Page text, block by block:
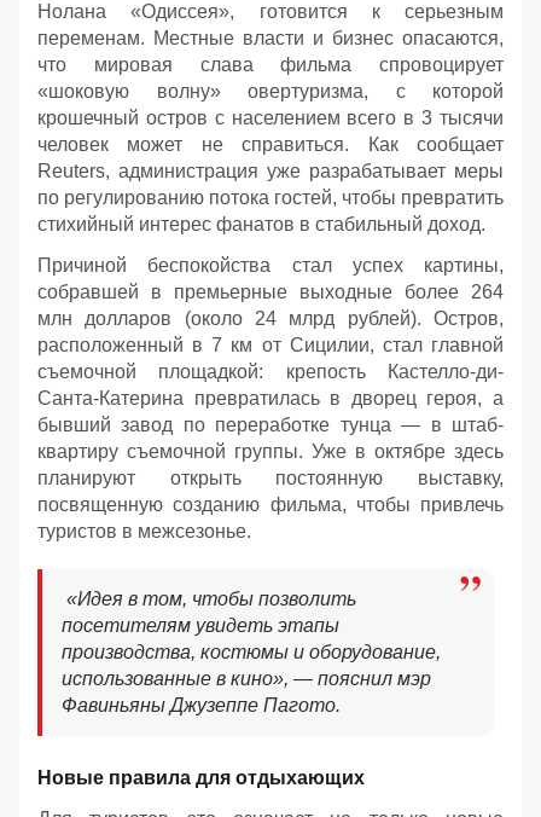
Нолана «Одиссея», готовится к серьезным
переменам. Местные власти и бизнес опасаются,
что мировая слава фильма спровоцирует
«шоковую волну» овертуризма, с которой
крошечный остров с населением всего в 3 тысячи
человек может не справиться. Как сообщает
Reuters, администрация уже разрабатывает меры
по регулированию потока гостей, чтобы превратить
стихийный интерес фанатов в стабильный доход.
Причиной беспокойства стал успех картины,
собравшей в премьерные выходные более 264
млн долларов (около 24 млрд рублей). Остров,
расположенный в 7 км от Сицилии, стал главной
съемочной площадкой: крепость Кастелло-ди-
Санта-Катерина превратилась в дворец героя, а
бывший завод по переработке тунца — в штаб-
квартиру съемочной группы. Уже в октябре здесь
планируют открыть постоянную выставку,
посвященную созданию фильма, чтобы привлечь
туристов в межсезонье.
«Идея в том, чтобы позволить
посетителям увидеть этапы
производства, костюмы и оборудование,
использованные в кино», — пояснил мэр
Фавиньяны Джузеппе Пагото.
Новые правила для отдыхающих